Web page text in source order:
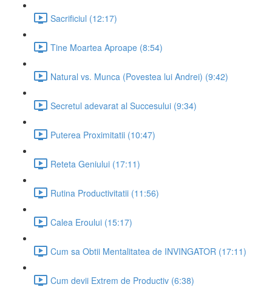
Sacrificiul (12:17)
Tine Moartea Aproape (8:54)
Natural vs. Munca (Povestea lui Andrei) (9:42)
Secretul adevarat al Succesului (9:34)
Puterea Proximitatii (10:47)
Reteta Geniului (17:11)
Rutina Productivitatii (11:56)
Calea Eroului (15:17)
Cum sa Obtii Mentalitatea de INVINGATOR (17:11)
Cum devii Extrem de Productiv (6:38)